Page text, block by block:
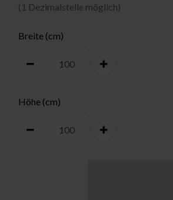
(1 Dezimalstelle möglich)
Breite (cm)
Höhe (cm)